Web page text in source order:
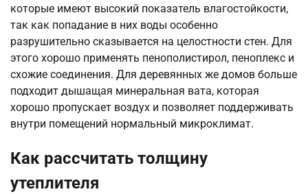
которые имеют высокий показатель влагостойкости,
так как попадание в них воды особенно
разрушительно сказывается на целостности стен. Для
этого хорошо применять пенополистирол, пеноплекс и
схожие соединения. Для деревянных же домов больше
подходит дышащая минеральная вата, которая
хорошо пропускает воздух и позволяет поддерживать
внутри помещений нормальный микроклимат.
Как рассчитать толщину
утеплителя